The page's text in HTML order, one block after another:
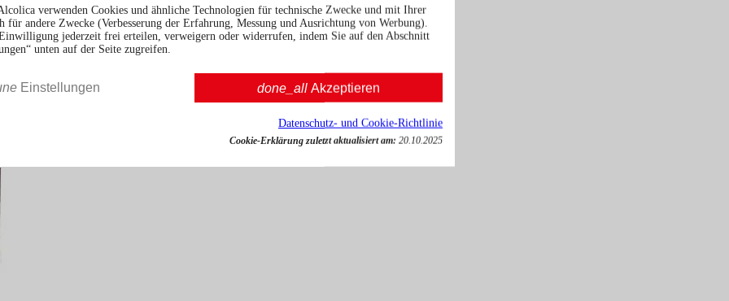
verwenden Cookies und ähnliche Technologien für technische Zwecke und mit Ihrer
für andere Zwecke (Verbesserung der Erfahrung, Messung und Ausrichtung von Werbung).
jederzeit frei erteilen, verweigern oder widerrufen, indem Sie auf den Abschnitt
unten auf der Seite zugreifen.
Einstellungen done_all Akzeptieren
Datenschutz- und Cookie-Richtlinie
Cookie-Erklärung zuletzt aktualisiert am: 20.10.2025